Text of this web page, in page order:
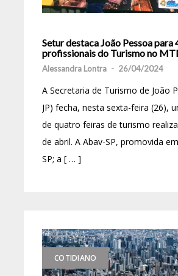
Setur destaca João Pessoa para
profissionais do Turismo no
Alessandra Lontra - 26/04/2024
A Secretaria de Turismo de João
JP) fecha, nesta sexta-feira (26),
de quatro feiras de turismo
de abril. A Abav-SP, promovida
SP; a [ … ]
COTIDIANO